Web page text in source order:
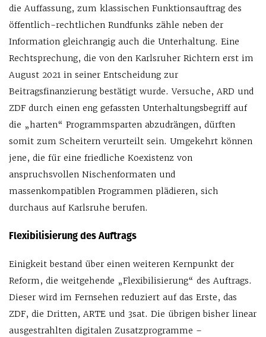
die Auffassung, zum klassischen Funktionsauftrag des
öffentlich-rechtlichen Rundfunks zähle neben der
Information gleichrangig auch die Unterhaltung. Eine
Rechtsprechung, die von den Karlsruher Richtern erst im
August 2021 in seiner Entscheidung zur
Beitragsfinanzierung bestätigt wurde. Versuche, ARD und
ZDF durch einen eng gefassten Unterhaltungsbegriff auf
die „harten“ Programmsparten abzudrängen, dürften
somit zum Scheitern verurteilt sein. Umgekehrt können
jene, die für eine friedliche Koexistenz von
anspruchsvollen Nischenformaten und
massenkompatiblen Programmen plädieren, sich
durchaus auf Karlsruhe berufen.
Flexibilisierung des Auftrags
Einigkeit bestand über einen weiteren Kernpunkt der
Reform, die weitgehende „Flexibilisierung“ des Auftrags.
Dieser wird im Fernsehen reduziert auf das Erste, das
ZDF, die Dritten, ARTE und 3sat. Die übrigen bisher linear
ausgestrahlten digitalen Zusatzprogramme –